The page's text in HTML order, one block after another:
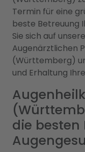
Termin für eine
beste Betreuung
Sie sich auf
Augenärztlichen
(Württemberg)
und Erhaltung
die besten